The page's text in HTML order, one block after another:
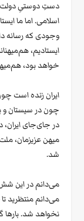
دستِ دوستیِ
اسلامی. اما ما
وجودی که رسانه
ایستادیم،
خواهد بود،
ایران زنده است
چون در سیستان و
در جای‌جای ایران،
میهن عزیزمان،
شد.
می‌دانم در این شش
می‌دانم منتظرید
نخواهد شد. بارها